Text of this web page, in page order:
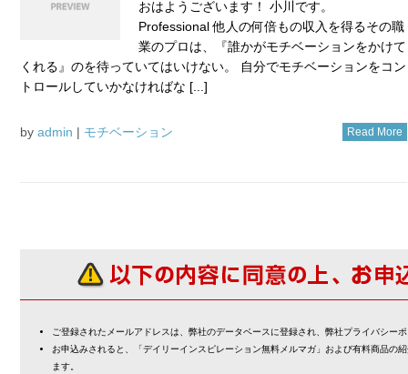
おはようございます！ 小川です。
Professional 他人の何倍もの収入を得るその職
業のプロは、『誰かがモチベーションをかけて
くれる』のを待っていてはいけない。 自分でモチベーションをコン
トロールしていかなければな [...]
by admin | モチベーション Read More
ご登録されたメールアドレスは、弊社のデータベースに登録され、弊社プライバシー
お申込みされると、「デイリーインスピレーション無料メルマガ」および有料商品の
ます。